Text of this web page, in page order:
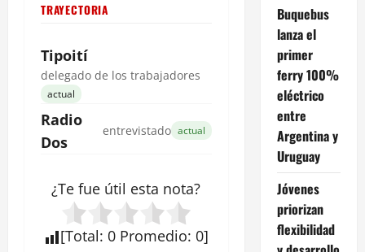
TRAYECTORIA
Tipoití
delegado de los trabajadores
actual
Radio
Dos
entrevistado actual
¿Te fue útil esta nota?
[Total: 0 Promedio: 0]
Buquebus
lanza el
primer
ferry 100%
eléctrico
entre
Argentina y
Uruguay
Jóvenes
priorizan
flexibilidad